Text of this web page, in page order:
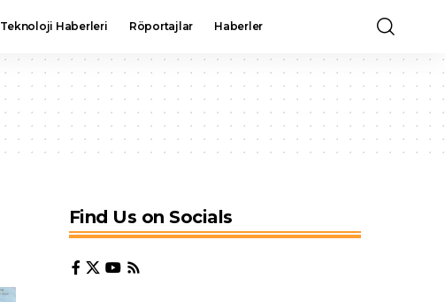
Teknoloji Haberleri Röportajlar Haberler
Find Us on Socials